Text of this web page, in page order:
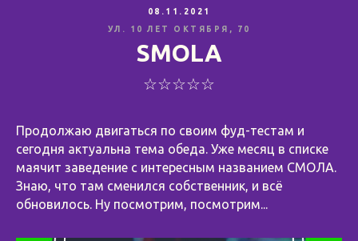
08.11.2021
УЛ. 10 ЛЕТ ОКТЯБРЯ, 70
SMOLA
☆☆☆☆☆
Продолжаю двигаться по своим фуд-тестам и
сегодня актуальна тема обеда. Уже месяц в списке
маячит заведение с интересным названием СМОЛА.
Знаю, что там сменился собственник, и всё
обновилось. Ну посмотрим, посмотрим...